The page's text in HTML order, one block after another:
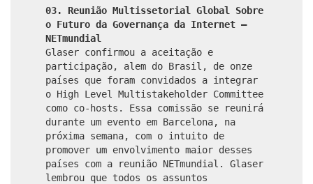
03. Reunião Multissetorial Global Sobre
o Futuro da Governança da Internet –
NETmundial
Glaser confirmou a aceitação e
participação, alem do Brasil, de onze
países que foram convidados a integrar
o High Level Multistakeholder Committee
como co-hosts. Essa comissão se reunirá
durante um evento em Barcelona, na
próxima semana, com o intuito de
promover um envolvimento maior desses
países com a reunião NETmundial. Glaser
lembrou que todos os assuntos